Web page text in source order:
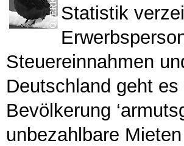
Statistik
Steuereinnahmen
Deutschland geht
Bevölkerung
unbezahlbare